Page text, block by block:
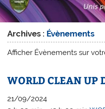
Archives : Évènements
Afficher Évènements sur
WORLD CLEAN UP
21/09/2024